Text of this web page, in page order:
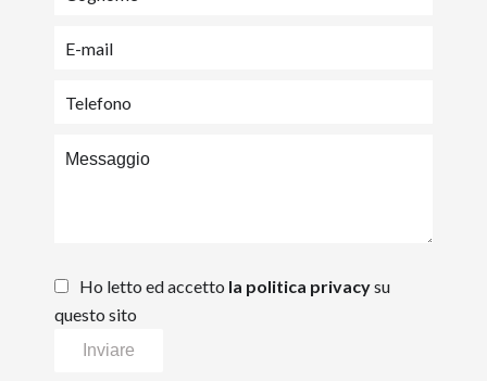
Ho letto ed accetto la politica privacysu
questo sito
Inviare